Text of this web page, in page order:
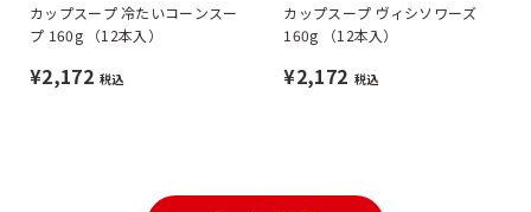
カップスープ 冷たいコーンスー
プ 160g （12本入）
¥2,172 税込
カップスープ ヴィシソワーズ
160g （12本入）
¥2,172 税込